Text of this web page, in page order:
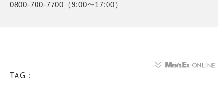
0800-700-7700（9:00〜17:00）
TAG：